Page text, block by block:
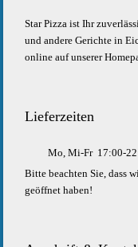
Star Pizza ist Ihr
und andere Gerichte in
online auf unserer
Lieferzeiten
Mo, Mi-Fr 17:00-
Bitte beachten Sie, dass
geöffnet haben!